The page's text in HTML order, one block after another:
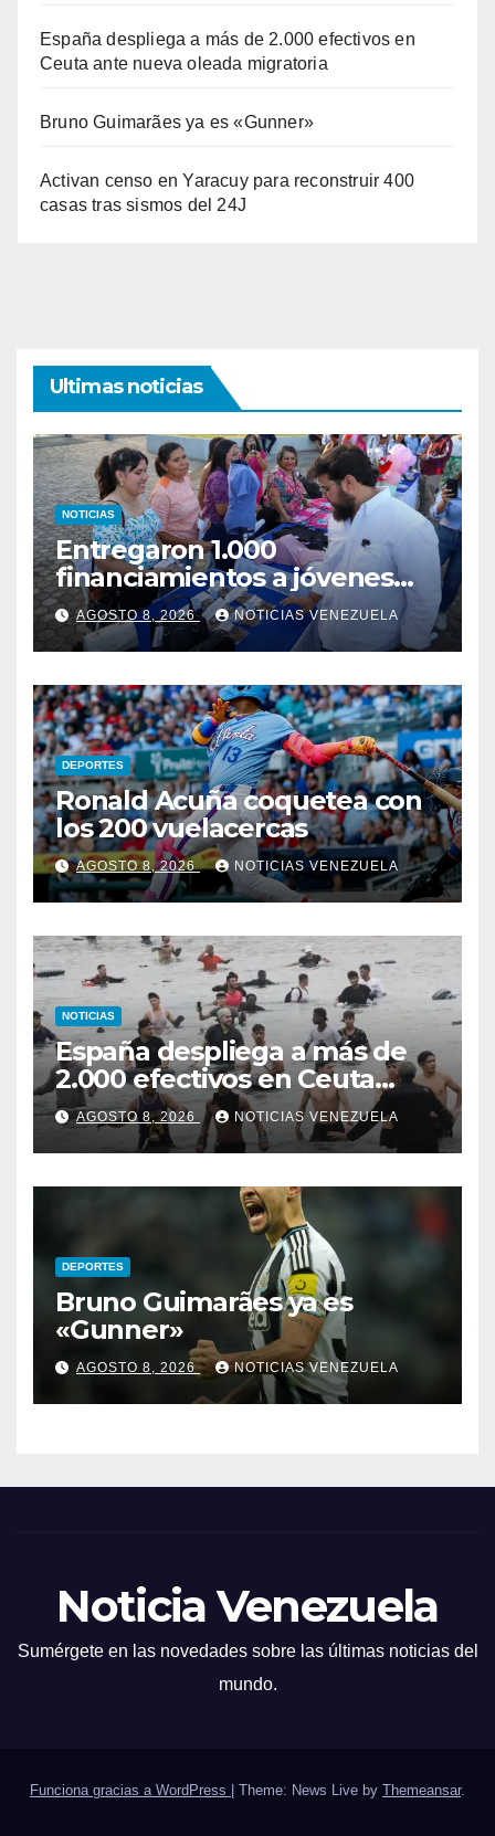
España despliega a más de 2.000 efectivos en
Ceuta ante nueva oleada migratoria
Bruno Guimarães ya es «Gunner»
Activan censo en Yaracuy para reconstruir 400
casas tras sismos del 24J
Ultimas noticias
NOTICIAS
Entregaron 1.000
financiamientos a jóvenes
empresarios en Monagas
AGOSTO 8, 2026 NOTICIAS VENEZUELA
DEPORTES
Ronald Acuña coquetea con
los 200 vuelacercas
AGOSTO 8, 2026 NOTICIAS VENEZUELA
NOTICIAS
España despliega a más de
2.000 efectivos en Ceuta
ante nueva oleada migratoria
AGOSTO 8, 2026 NOTICIAS VENEZUELA
DEPORTES
Bruno Guimarães ya es
«Gunner»
AGOSTO 8, 2026 NOTICIAS VENEZUELA
Noticia Venezuela
Sumérgete en las novedades sobre las últimas noticias del
mundo.
Funciona gracias a WordPress Theme: News Live by Themeansar.